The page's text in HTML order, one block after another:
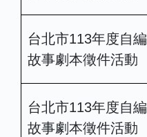
台北市113年度自編
故事劇本徵件活動
台北市113年度自編
故事劇本徵件活動